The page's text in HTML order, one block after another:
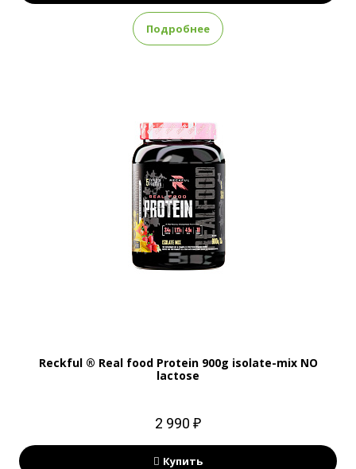
Подробнее
Reckful ® Real food Protein 900g isolate-mix NO
lactose
2 990 ₽
Купить